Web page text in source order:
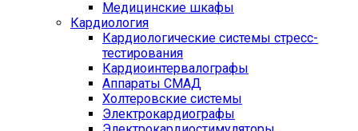
Медицинские шкафы
Кардиология
Кардиологические системы стресс-
тестирования
Кардиоинтервалографы
Аппараты СМАД
Холтеровские системы
Электрокардиографы